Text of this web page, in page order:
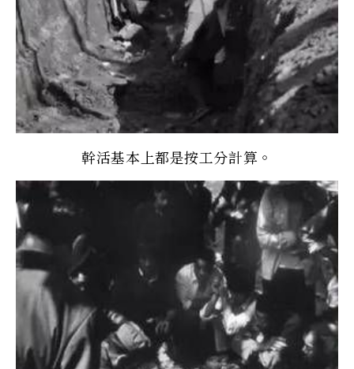
幹活基本上都是按工分計算。